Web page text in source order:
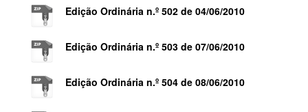
Edição Ordinária n.º 502 de 04/06/2010
Edição Ordinária n.º 503 de 07/06/2010
Edição Ordinária n.º 504 de 08/06/2010